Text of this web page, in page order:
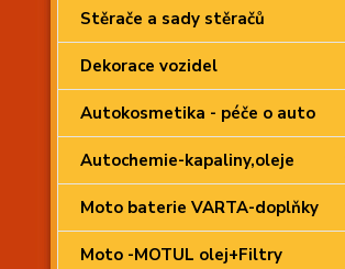
Stěrače a sady stěračů
Dekorace vozidel
Autokosmetika - péče o auto
Autochemie-kapaliny,oleje
Moto baterie VARTA-doplňky
Moto -MOTUL olej+Filtry